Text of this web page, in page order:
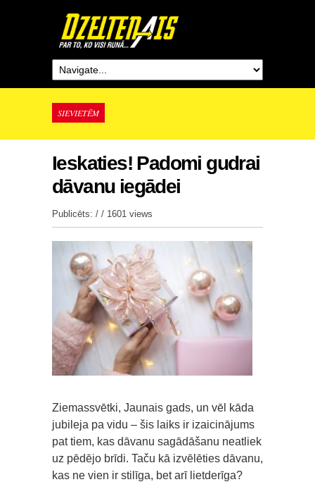
SIEVIETĒM
Ieskaties! Padomi gudrai
dāvanu iegādei
Publicēts: / / 1601 views
Ziemassvētki, Jaunais gads, un vēl kāda
jubileja pa vidu – šis laiks ir izaicinājums
pat tiem, kas dāvanu sagādāšanu neatliek
uz pēdējo brīdi. Taču kā izvēlēties dāvanu,
kas ne vien ir stilīga, bet arī lietderīga?